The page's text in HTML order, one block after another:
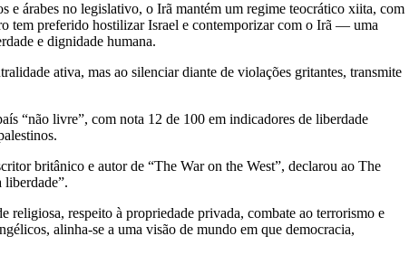
e árabes no legislativo, o Irã mantém um regime teocrático xiita, com
tem preferido hostilizar Israel e contemporizar com o Irã — uma
e dignidade humana.
ativa, mas ao silenciar diante de violações gritantes, transmite
“não livre”, com nota 12 de 100 em indicadores de liberdade
britânico e autor de “The War on the West”, declarou ao The
liberdade”.
religiosa, respeito à propriedade privada, combate ao terrorismo e
alinha-se a uma visão de mundo em que democracia,